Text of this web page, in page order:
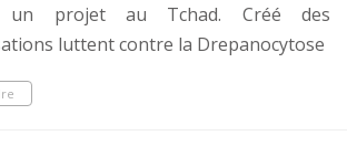
un projet au Tchad. Créé des
luttent contre la Drepanocytose